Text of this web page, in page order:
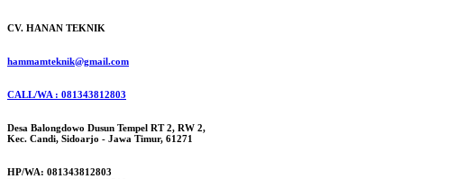
CV. HANAN TEKNIK
hammamteknik@gmail.com
CALL/WA : 081343812803
Desa Balongdowo Dusun Tempel RT 2, RW 2,
Kec. Candi, Sidoarjo - Jawa Timur, 61271
HP/WA: 081343812803